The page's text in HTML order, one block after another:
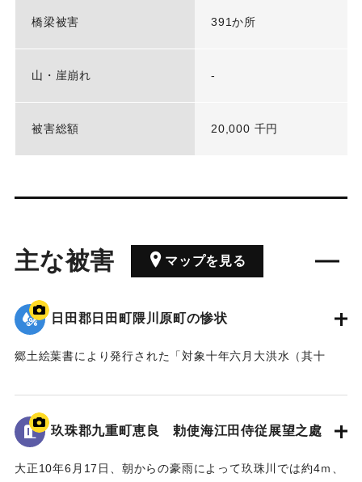
橋梁被害 391か所
山・崖崩れ -
被害総額 20,000 千円
主な被害 マップを見る
日田郡日田町隈川原町の惨状
郷土絵葉書により発行された「対象十年六月大洪水（其十
｜固有コード:
玖珠郡九重町恵良 勅使海江田侍従展望之處
大正10年6月17日、朝からの豪雨によって玖珠川では約4ｍ、